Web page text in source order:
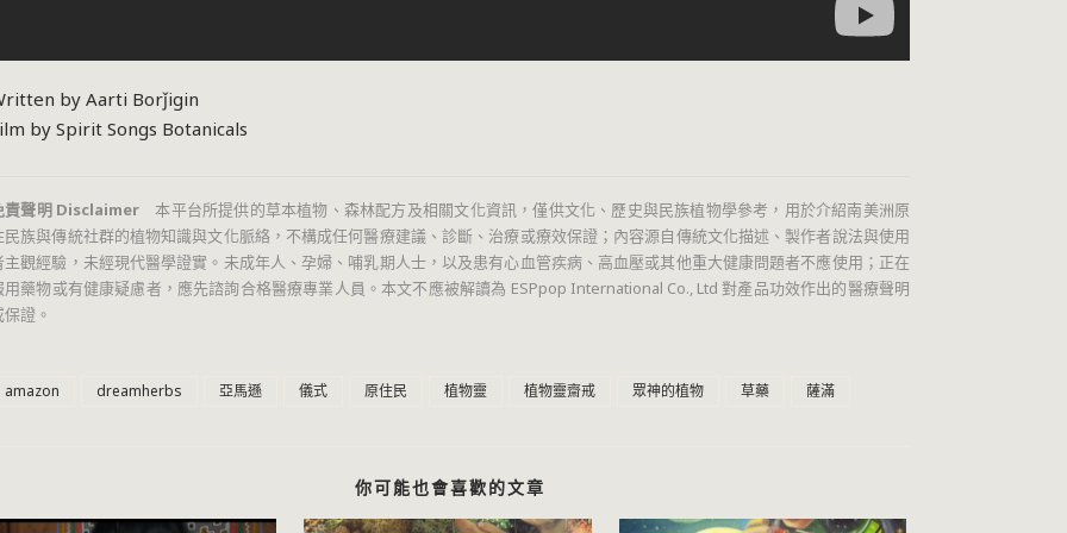
by Aarti Borǰigin
by Spirit Songs Botanicals
責聲明 Disclaimer 本平台所提供的草本植物、森林配方及相關文化資訊，僅供文化、歷史與民族植物學參考，用於介紹南美洲原
民族與傳統社群的植物知識與文化脈絡，不構成任何醫療建議、診斷、治療或療效保證；內容源自傳統文化描述、製作者說法與使用
主觀經驗，未經現代醫學證實。未成年人、孕婦、哺乳期人士，以及患有心血管疾病、高血壓或其他重大健康問題者不應使用；正在
用藥物或有健康疑慮者，應先諮詢合格醫療專業人員。本文不應被解讀為 ESPpop International Co., Ltd 對產品功效作出的醫療聲明
保證。
amazon dreamherbs 亞馬遜 儀式 原住民 植物靈 植物靈齋戒 眾神的植物 草藥 薩滿
你可能也會喜歡的文章